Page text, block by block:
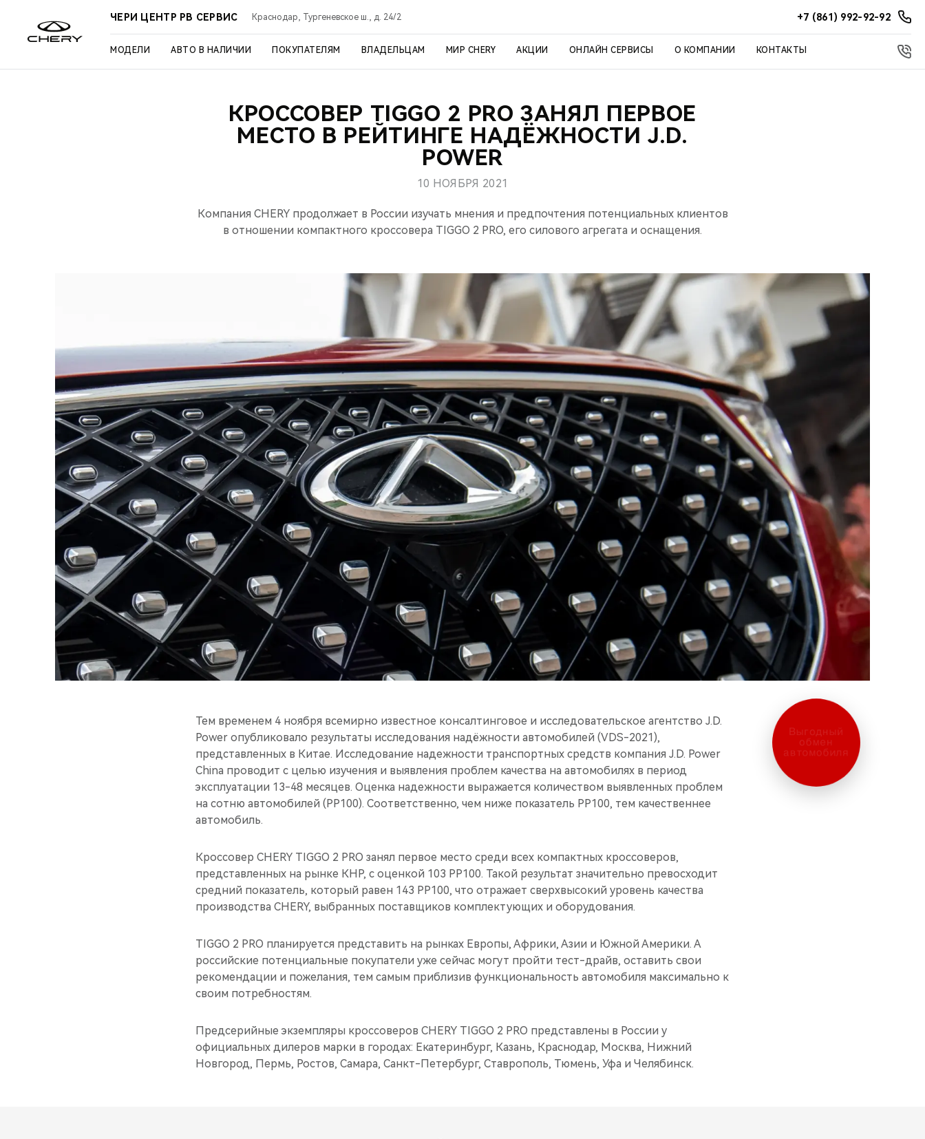
ЧЕРИ ЦЕНТР РВ СЕРВИС Краснодар, Тургеневское ш., д. 24/2 +7 (861) 992-92-92
МОДЕЛИ АВТО В НАЛИЧИИ ПОКУПАТЕЛЯМ ВЛАДЕЛЬЦАМ МИР CHERY АКЦИИ ОНЛАЙН СЕРВИСЫ О КОМПАНИИ КОНТАКТЫ
КРОССОВЕР TIGGO 2 PRO ЗАНЯЛ ПЕРВОЕ
МЕСТО В РЕЙТИНГЕ НАДЁЖНОСТИ J.D.
POWER
10 НОЯБРЯ 2021
Компания CHERY продолжает в России изучать мнения и предпочтения потенциальных клиентов
в отношении компактного кроссовера TIGGO 2 PRO, его силового агрегата и оснащения.
Тем временем 4 ноября всемирно известное консалтинговое и исследовательское агентство J.D.
Power опубликовало результаты исследования надёжности автомобилей (VDS-2021),
представленных в Китае. Исследование надежности транспортных средств компания J.D. Power
China проводит с целью изучения и выявления проблем качества на автомобилях в период
эксплуатации 13-48 месяцев. Оценка надежности выражается количеством выявленных проблем
на сотню автомобилей (PP100). Соответственно, чем ниже показатель PP100, тем качественнее
автомобиль.
Кроссовер CHERY TIGGO 2 PRO занял первое место среди всех компактных кроссоверов,
представленных на рынке КНР, c оценкой 103 PP100. Такой результат значительно превосходит
средний показатель, который равен 143 PP100, что отражает сверхвысокий уровень качества
производства CHERY, выбранных поставщиков комплектующих и оборудования.
TIGGO 2 PRO планируется представить на рынках Европы, Африки, Азии и Южной Америки. А
российские потенциальные покупатели уже сейчас могут пройти тест-драйв, оставить свои
рекомендации и пожелания, тем самым приблизив функциональность автомобиля максимально к
своим потребностям.
Предсерийные экземпляры кроссоверов CHERY TIGGO 2 PRO представлены в России у
официальных дилеров марки в городах: Екатеринбург, Казань, Краснодар, Москва, Нижний
Новгород, Пермь, Ростов, Самара, Санкт-Петербург, Ставрополь, Тюмень, Уфа и Челябинск.
Выгодный
обмен
автомобиля